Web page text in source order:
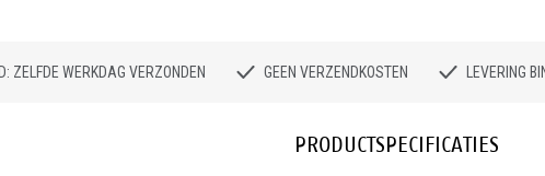
ZELFDE WERKDAG VERZONDEN GEEN VERZENDKOSTEN LEVERING
PRODUCTSPECIFICATIES